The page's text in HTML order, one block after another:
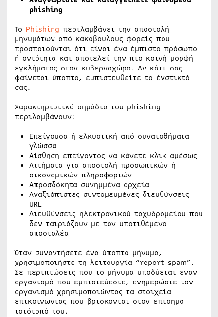
phishing
Το Phishing περιλαμβάνει την αποστολή
μηνυμάτων από κακόβουλους φορείς που
προσποιούνται ότι είναι ένα έμπιστο πρόσωπο
ή οντότητα και αποτελεί την πιο κοινή μορφή
εγκλήματος στον κυβερνοχώρο. Αν κάτι σας
φαίνεται ύποπτο, εμπιστευθείτε το ένστικτό
σας.
Χαρακτηριστικά σημάδια του phishing
περιλαμβάνουν:
Επείγουσα ή ελκυστική από συναισθήματα
γλώσσα
Αίσθηση επείγοντος να κάνετε κλικ αμέσως
Αιτήματα για αποστολή προσωπικών ή
οικονομικών πληροφοριών
Απροσδόκητα συνημμένα αρχεία
Αναξιόπιστες συντομευμένες διευθύνσεις
URL
Διευθύνσεις ηλεκτρονικού ταχυδρομείου που
δεν ταιριάζουν με τον υποτιθέμενο
αποστολέα
Όταν συναντήσετε ένα ύποπτο μήνυμα,
χρησιμοποιήστε τη λειτουργία “report spam”.
Σε περιπτώσεις που το μήνυμα υποδύεται έναν
οργανισμό που εμπιστεύεστε, ενημερώστε τον
οργανισμό χρησιμοποιώντας τα στοιχεία
επικοινωνίας που βρίσκονται στον επίσημο
ιστότοπό του.